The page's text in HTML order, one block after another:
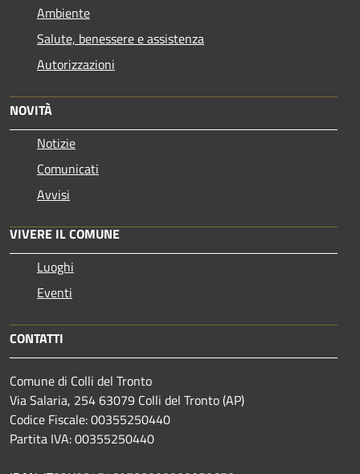
Ambiente
Salute, benessere e assistenza
Autorizzazioni
NOVITÀ
Notizie
Comunicati
Avvisi
VIVERE IL COMUNE
Luoghi
Eventi
CONTATTI
Comune di Colli del Tronto
Via Salaria, 254 63079 Colli del Tronto (AP)
Codice Fiscale: 00355250440
Partita IVA: 00355250440